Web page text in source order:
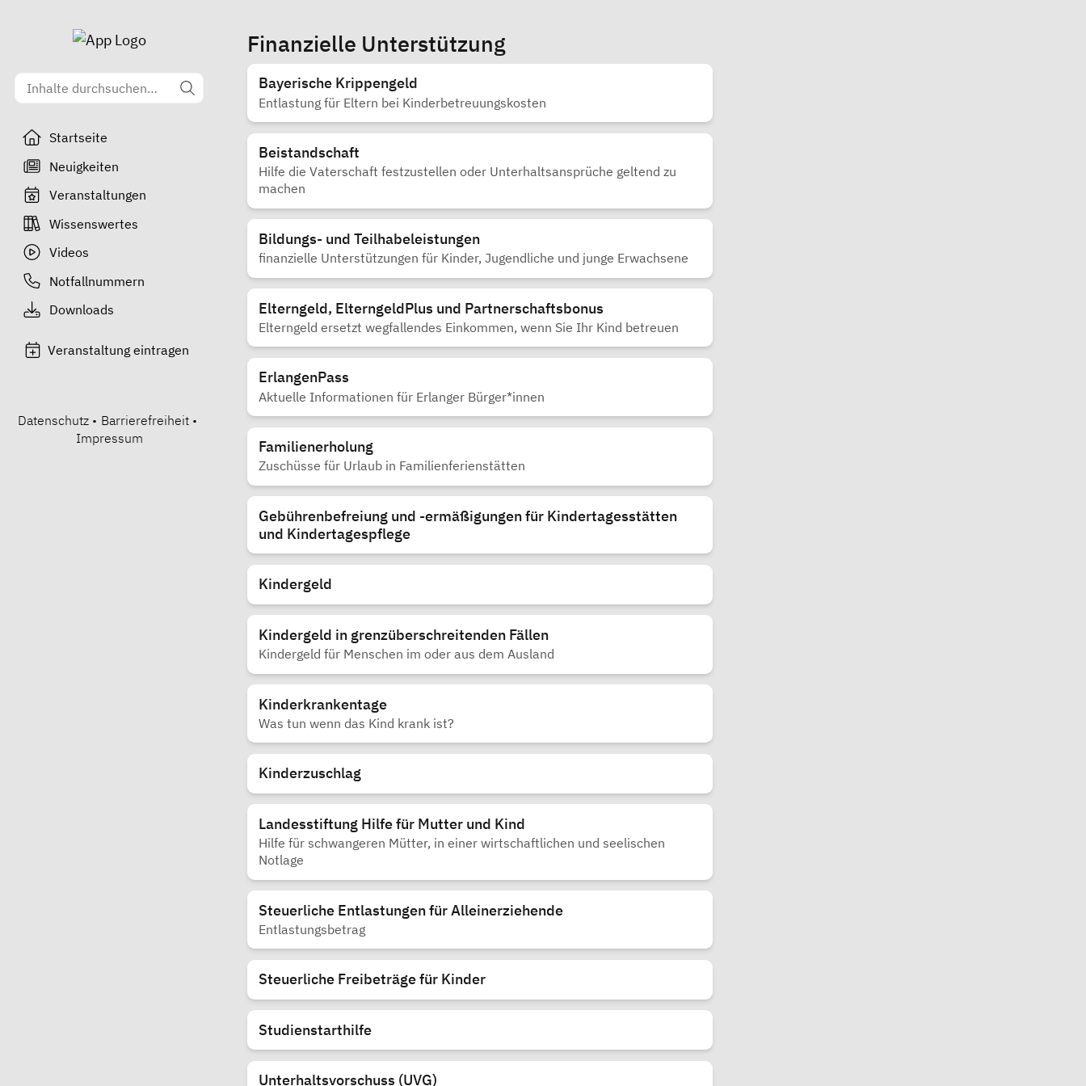
Startseite
Neuigkeiten
Veranstaltungen
Wissenswertes
Videos
Notfallnummern
Downloads
Veranstaltung eintragen
Datenschutz • Barrierefreiheit •
Impressum
Finanzielle Unterstützung
Bayerische Krippengeld
Entlastung für Eltern bei Kinderbetreuungskosten
Beistandschaft
Hilfe die Vaterschaft festzustellen oder Unterhaltsansprüche geltend zu
machen
Bildungs- und Teilhabeleistungen
finanzielle Unterstützungen für Kinder, Jugendliche und junge Erwachsene
Elterngeld, ElterngeldPlus und Partnerschaftsbonus
Elterngeld ersetzt wegfallendes Einkommen, wenn Sie Ihr Kind betreuen
ErlangenPass
Aktuelle Informationen für Erlanger Bürger*innen
Familienerholung
Zuschüsse für Urlaub in Familienferienstätten
Gebührenbefreiung und -ermäßigungen für Kindertagesstätten
und Kindertagespflege
Kindergeld
Kindergeld in grenzüberschreitenden Fällen
Kindergeld für Menschen im oder aus dem Ausland
Kinderkrankentage
Was tun wenn das Kind krank ist?
Kinderzuschlag
Landesstiftung Hilfe für Mutter und Kind
Hilfe für schwangeren Mütter, in einer wirtschaftlichen und seelischen
Notlage
Steuerliche Entlastungen für Alleinerziehende
Entlastungsbetrag
Steuerliche Freibeträge für Kinder
Studienstarthilfe
Unterhaltsvorschuss (UVG)